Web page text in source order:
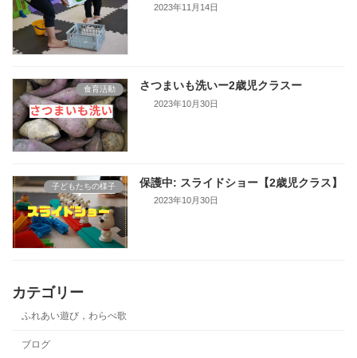
2023年11月14日
食育活動 さつまいも洗いー2歳児クラスー
2023年10月30日
子どもたちの様子 保護中: スライドショー【2歳児クラス】
2023年10月30日
カテゴリー
ふれあい遊び，わらべ歌
ブログ